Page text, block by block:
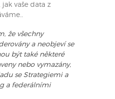
jak vaše data z
.
že všechny
a neobjeví se
být také některé
nebo vymazány,
se Strategiemi a
a federálními